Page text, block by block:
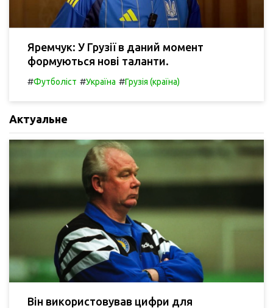
Яремчук: У Грузії в даний момент
формуються нові таланти.
#Футболіст #Україна #Грузія (країна)
Актуальне
Він використовував цифри для